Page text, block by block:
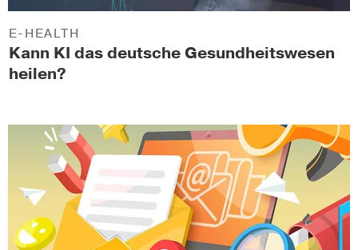
Kann KI das deutsche Gesundheitswesen
heilen?
E-HEALTH